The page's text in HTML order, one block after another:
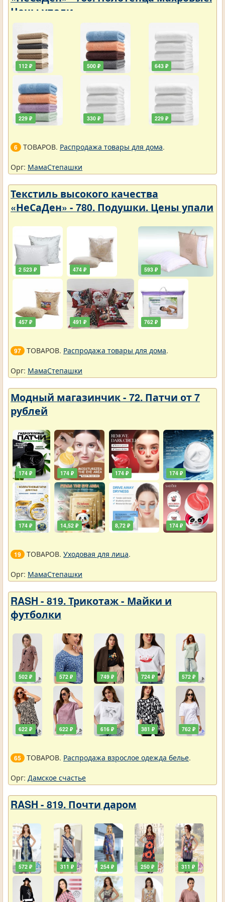
Цены упали
112 ₽
229 ₽
500 ₽
330 ₽
643 ₽
229 ₽
6 ТОВАРОВ. Распродажа товары для дома.
Орг: МамаСтепашки
Текстиль высокого качества
«НеСаДен» - 780. Подушки. Цены упали
2 523 ₽
457 ₽
474 ₽
491 ₽
593 ₽
762 ₽
97 ТОВАРОВ. Распродажа товары для дома.
Орг: МамаСтепашки
Модный магазинчик - 72. Патчи от 7
рублей
174 ₽
174 ₽
174 ₽
14,52 ₽
174 ₽
8,72 ₽
174 ₽
174 ₽
19 ТОВАРОВ. Уходовая для лица.
Орг: МамаСтепашки
RASH - 819. Трикотаж - Майки и
футболки
502 ₽
622 ₽
572 ₽
622 ₽
749 ₽
616 ₽
724 ₽
381 ₽
572 ₽
762 ₽
65 ТОВАРОВ. Распродажа взрослое одежда белье.
Орг: Дамское счастье
RASH - 819. Почти даром
572 ₽ 311 ₽ 254 ₽ 250 ₽ 311 ₽